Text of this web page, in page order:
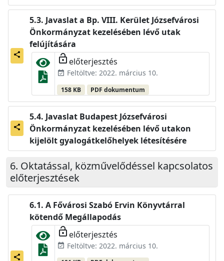
share
Javaslat a Bp. VIII. Kerület Józsefvárosi
Önkormányzat kezelésében lévő utak
felújítására
lock_open előterjesztés
event_available Feltöltve: 2022. március 10.
158 KB PDF dokumentum
share
Javaslat Budapest Józsefvárosi
Önkormányzat kezelésében lévő utakon
kijelölt gyalogátkelőhelyek létesítésére
Oktatással, közművelődéssel kapcsolatos
előterjesztések
share
A Fővárosi Szabó Ervin Könyvtárral
kötendő Megállapodás
lock_open előterjesztés
event_available Feltöltve: 2022. március 10.